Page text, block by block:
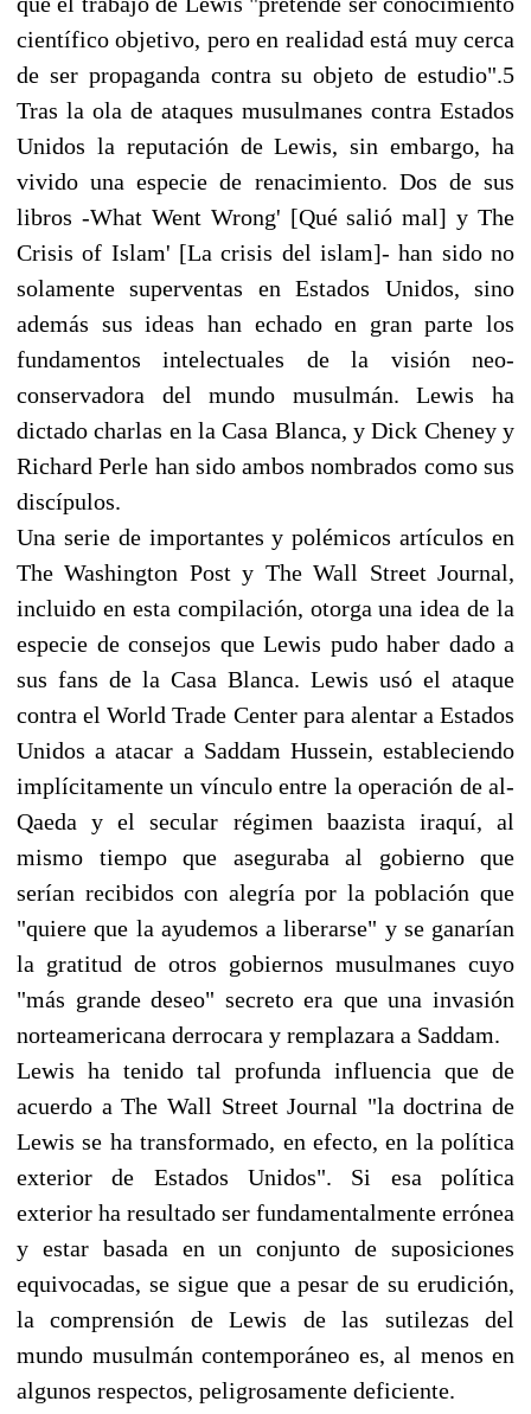
científico objetivo, pero en realidad está muy cerca
de ser propaganda contra su objeto de estudio".5
Tras la ola de ataques musulmanes contra Estados
Unidos la reputación de Lewis, sin embargo, ha
vivido una especie de renacimiento. Dos de sus
libros -What Went Wrong' [Qué salió mal] y The
Crisis of Islam' [La crisis del islam]- han sido no
solamente superventas en Estados Unidos, sino
además sus ideas han echado en gran parte los
fundamentos intelectuales de la visión neo-
conservadora del mundo musulmán. Lewis ha
dictado charlas en la Casa Blanca, y Dick Cheney y
Richard Perle han sido ambos nombrados como sus
discípulos.
Una serie de importantes y polémicos artículos en
The Washington Post y The Wall Street Journal,
incluido en esta compilación, otorga una idea de la
especie de consejos que Lewis pudo haber dado a
sus fans de la Casa Blanca. Lewis usó el ataque
contra el World Trade Center para alentar a Estados
Unidos a atacar a Saddam Hussein, estableciendo
implícitamente un vínculo entre la operación de al-
Qaeda y el secular régimen baazista iraquí, al
mismo tiempo que aseguraba al gobierno que
serían recibidos con alegría por la población que
"quiere que la ayudemos a liberarse" y se ganarían
la gratitud de otros gobiernos musulmanes cuyo
"más grande deseo" secreto era que una invasión
norteamericana derrocara y remplazara a Saddam.
Lewis ha tenido tal profunda influencia que de
acuerdo a The Wall Street Journal "la doctrina de
Lewis se ha transformado, en efecto, en la política
exterior de Estados Unidos". Si esa política
exterior ha resultado ser fundamentalmente errónea
y estar basada en un conjunto de suposiciones
equivocadas, se sigue que a pesar de su erudición,
la comprensión de Lewis de las sutilezas del
mundo musulmán contemporáneo es, al menos en
algunos respectos, peligrosamente deficiente.